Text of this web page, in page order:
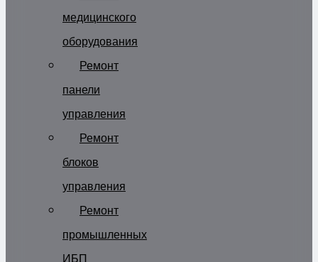
медицинского
оборудования
Ремонт
панели
управления
Ремонт
блоков
управления
Ремонт
промышленных
ИБП